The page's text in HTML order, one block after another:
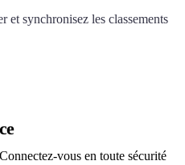
et synchronisez les classements
vous en toute sécurité